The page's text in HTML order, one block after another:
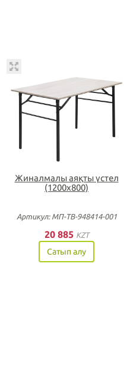
Жиналмалы аяқты үстел
(1200х800)
Артикул: МП-ТВ-948414-001
20 885 KZT
Сатып алу